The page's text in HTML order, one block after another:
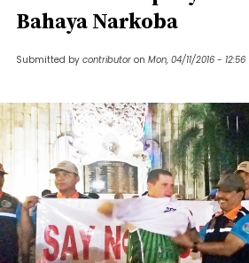
Bahaya Narkoba
Submitted by contributor on Mon, 04/11/2016 - 12:56